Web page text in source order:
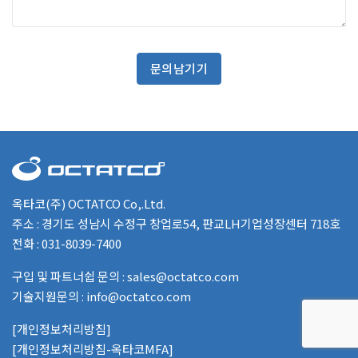
문의남기기
옥타코(주) OCTATCO Co,.Ltd.
주소 : 경기도 성남시 수정구 창업로54, 판교LH기업성장센터 718호
전화 : 031-8039-7400
구입 및 파트너쉽 문의 : sales@octatco.com
기술지원문의 : info@octatco.com
[개인정보처리방침]
[개인정보처리방침-옥타코MFA]